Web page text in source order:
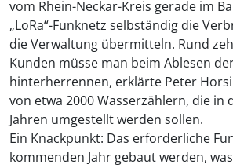
vom Rhein-Neckar-Kreis gerade im
„LoRa“-Funknetz selbständig die
die Verwaltung übermitteln. Rund
Kunden müsse man beim Ablesen
hinterherrennen, erklärte Peter
von etwa 2000 Wasserzählern, die in
Jahren umgestellt werden sollen.
Ein Knackpunkt: Das erforderliche
kommenden Jahr gebaut werden,